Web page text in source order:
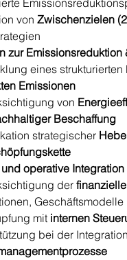
von Zwischenzielen
zur Emissionsreduktion
eines
Emissionen
von
Beschaffung
strategischer
operative Integration
der
mit internen
bei der